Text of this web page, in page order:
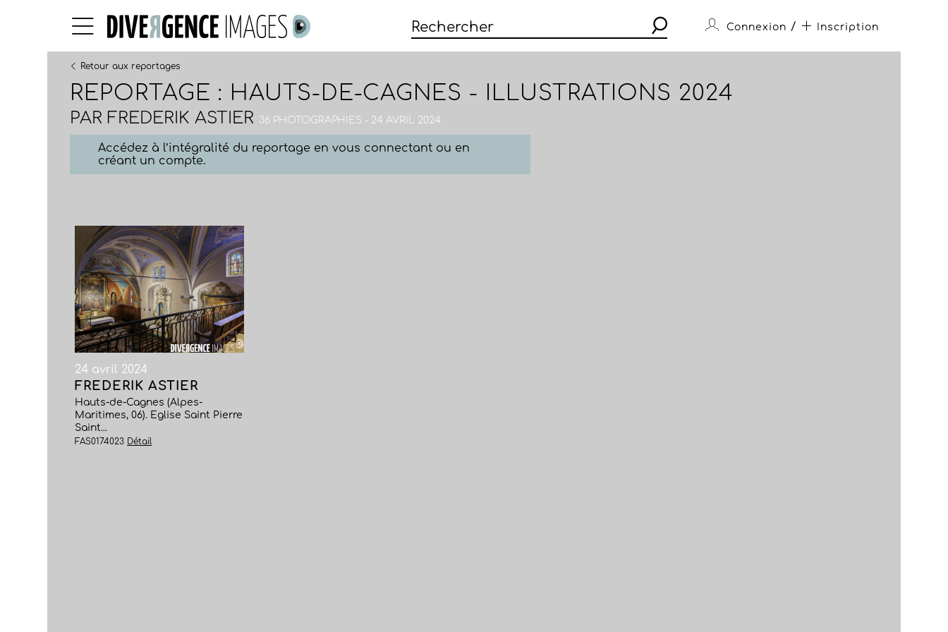
Connexion / Inscription
Retour aux reportages
REPORTAGE : HAUTS-DE-CAGNES - ILLUSTRATIONS 2024
PAR FREDERIK ASTIER 36 PHOTOGRAPHIES - 24 AVRIL 2024
Accédez à l’intégralité du reportage en vous connectant ou en
créant un compte.
24 avril 2024
FREDERIK ASTIER
Hauts-de-Cagnes (Alpes-
Maritimes, 06). Eglise Saint Pierre
Saint...
FAS0174023 Détail